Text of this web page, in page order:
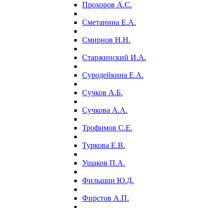
Прохоров А.С.
Сметанина Е.А.
Смирнов Н.Н.
Старжинский И.А.
Суродейкина Е.А.
Сучков А.Б.
Сучкова А.А.
Трофимов С.Е.
Туркова Е.В.
Ушаков П.А.
Фильшин Ю.Д.
Фирстов А.П.